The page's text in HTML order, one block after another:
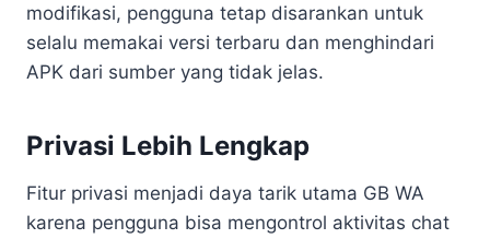
modifikasi, pengguna tetap disarankan untuk
selalu memakai versi terbaru dan menghindari
APK dari sumber yang tidak jelas.
Privasi Lebih Lengkap
Fitur privasi menjadi daya tarik utama GB WA
karena pengguna bisa mengontrol aktivitas chat